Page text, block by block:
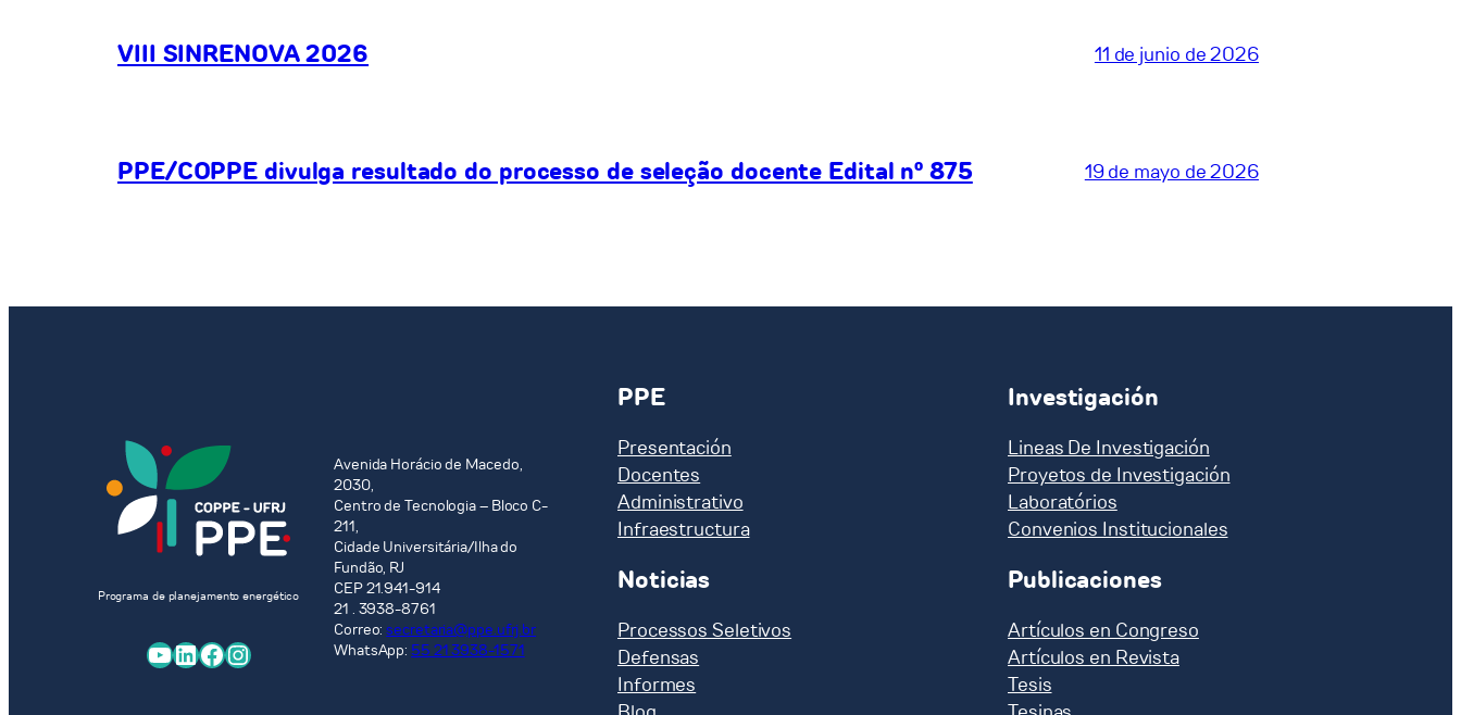
VIII SINRENOVA 2026 11 de junio de 2026
PPE/COPPE divulga resultado do processo de seleção docente Edital nº 875 19 de mayo de 2026
Programa de planejamento energético
YouTube LinkedIn Facebook Instagram
Avenida Horácio de Macedo,
2030,
Centro de Tecnologia – Bloco C-
211,
Cidade Universitária/Ilha do
Fundão, RJ
CEP 21.941-914
21 . 3938-8761
Correo:secretaria@ppe.ufrj.br
WhatsApp: 55 21 3938-1571
PPE
Presentación
Docentes
Administrativo
Infraestructura
Noticias
Processos Seletivos
Defensas
Informes
Investigación
Lineas De Investigación
Proyetos de Investigación
Laboratórios
Convenios Institucionales
Publicaciones
Artículos en Congreso
Artículos en Revista
Tesis